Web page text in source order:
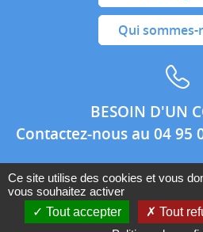
Qui sommes-
BESOIN D'UN
Contactez-nous au 04 95
Conditions générales de ventes
Politique de
Ce site utilise des cookies et vous
vous souhaitez activer
Tout accepter
Tout